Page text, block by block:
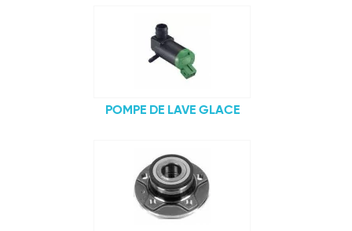
POMPE DE LAVE GLACE